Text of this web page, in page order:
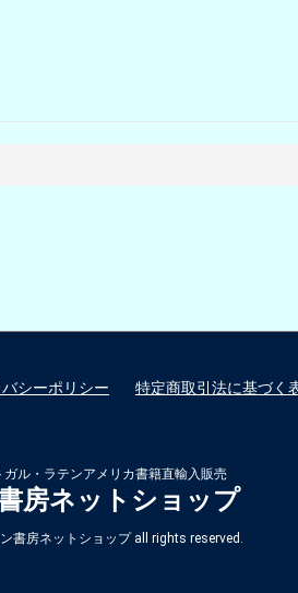
シーポリシー 特定商取引法に基づく
ガル・ラテンアメリカ書籍直輸入販売
房ネットショップ
書房ネットショップ all rights reserved.